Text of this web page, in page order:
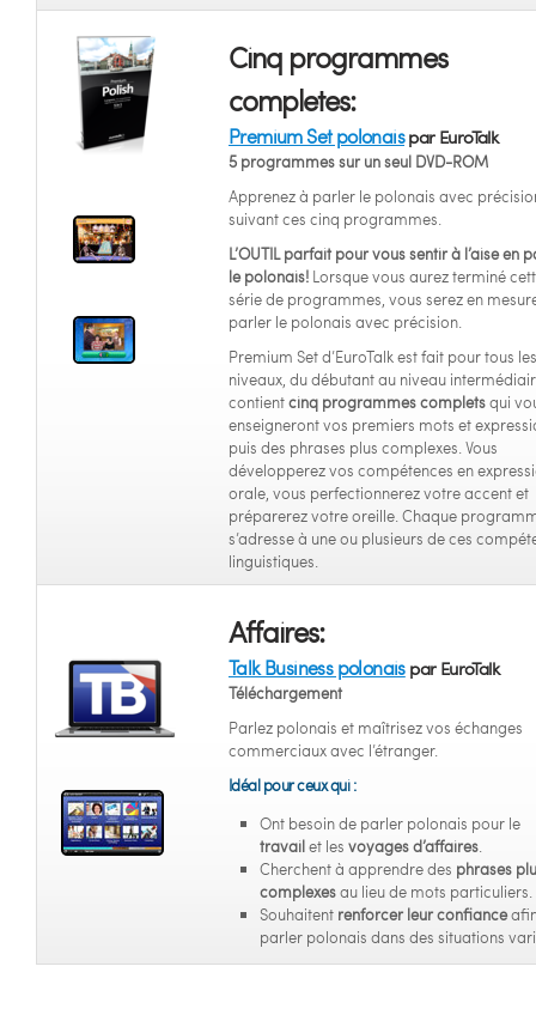
Cinq programmes
completes:
Premium Set polonaispar EuroTalk
5 programmes sur un seul DVD-ROM
Apprenez à parler le polonais avec
suivant ces cinq programmes.
L’OUTIL parfait pour vous sentir à l’aise en
le polonais! Lorsque vous aurez terminé
série de programmes, vous serez en
parler le polonais avec précision.
Premium Set d’EuroTalk est fait pour tous les
niveaux, du débutant au niveau
contientcinq programmes completsqui
enseigneront vos premiers mots et
puis des phrases plus complexes. Vous
développerez vos compétences en
orale, vous perfectionnerez votre accent et
préparerez votre oreille. Chaque
s’adresse à une ou plusieurs de ces
linguistiques.
Affaires:
Talk Business polonaispar EuroTalk
Téléchargement
Parlez polonais et maîtrisez vos échanges
commerciaux avec l’étranger.
Idéal pour ceux qui :
Ont besoin de parler polonais pour le
travailet les voyages d’affaires.
Cherchent à apprendre des phrases
complexesau lieu de mots particuliers.
Souhaitent renforcer leur confiance
parler polonais dans des situations